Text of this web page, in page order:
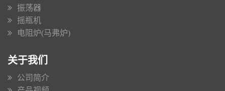
振荡器
摇瓶机
电阻炉(马弗炉)
关于我们
公司简介